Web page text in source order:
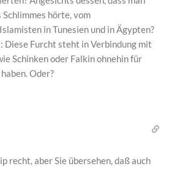
hörte, vom
in Tunesien und in Ägypten?
Diese Furcht steht in Verbindung mit
Schinken oder Falkin ohnehin für
Oder?
recht, aber Sie übersehen, daß auch